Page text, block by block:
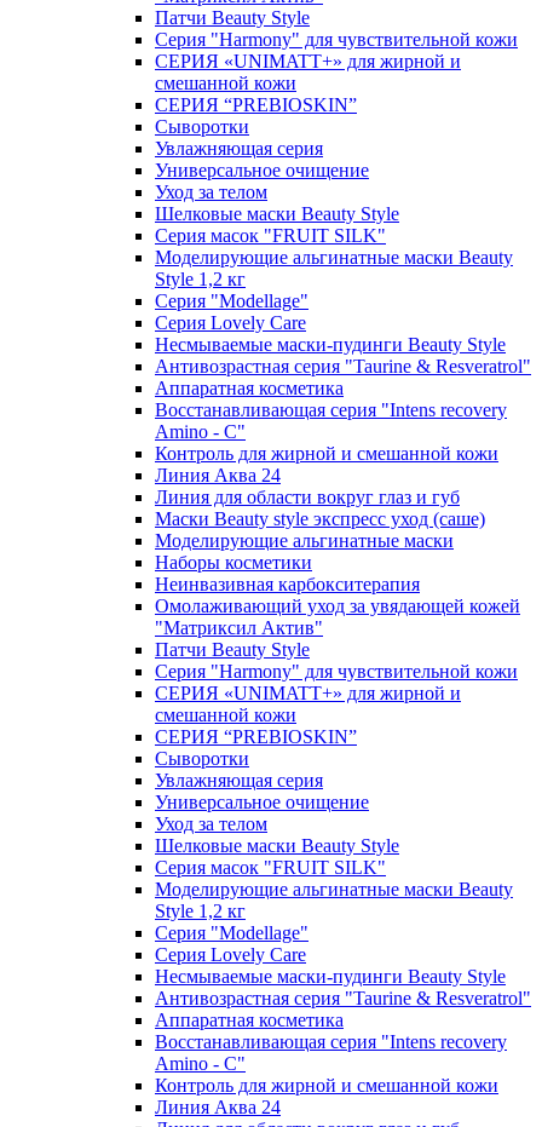
Патчи Beauty Style
Серия "Harmony" для чувствительной кожи
СЕРИЯ «UNIMATT+» для жирной и
смешанной кожи
СЕРИЯ “PREBIOSKIN”
Сыворотки
Увлажняющая серия
Универсальное очищение
Уход за телом
Шелковые маски Beauty Style
Серия масок "FRUIT SILK"
Моделирующие альгинатные маски Beauty
Style 1,2 кг
Серия "Modellage"
Cерия Lovely Care
Несмываемые маски-пудинги Beauty Style
Антивозрастная серия "Taurine & Resveratrol"
Аппаратная косметика
Восстанавливающая серия "Intens recovery
Amino - C"
Контроль для жирной и смешанной кожи
Линия Аква 24
Линия для области вокруг глаз и губ
Маски Beauty style экспресс уход (саше)
Моделирующие альгинатные маски
Наборы косметики
Неинвазивная карбокситерапия
Омолаживающий уход за увядающей кожей
"Матриксил Актив"
Патчи Beauty Style
Серия "Harmony" для чувствительной кожи
СЕРИЯ «UNIMATT+» для жирной и
смешанной кожи
СЕРИЯ “PREBIOSKIN”
Сыворотки
Увлажняющая серия
Универсальное очищение
Уход за телом
Шелковые маски Beauty Style
Серия масок "FRUIT SILK"
Моделирующие альгинатные маски Beauty
Style 1,2 кг
Серия "Modellage"
Cерия Lovely Care
Несмываемые маски-пудинги Beauty Style
Антивозрастная серия "Taurine & Resveratrol"
Аппаратная косметика
Восстанавливающая серия "Intens recovery
Amino - C"
Контроль для жирной и смешанной кожи
Линия Аква 24